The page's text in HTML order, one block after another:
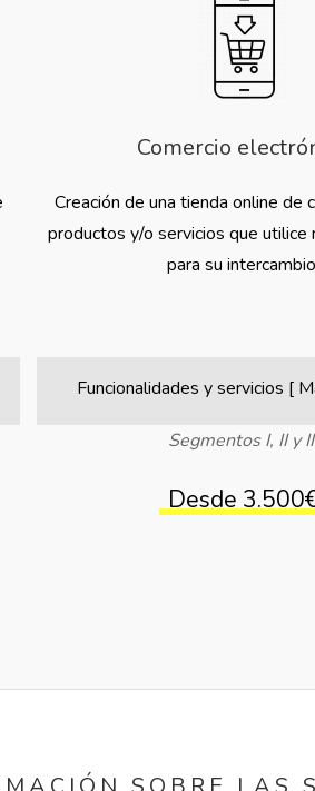
Comercio
Creación de una tienda online de
productos y/o servicios que utilice
para su
Funcionalidades y servicios [
Segmentos I, II y
Desde